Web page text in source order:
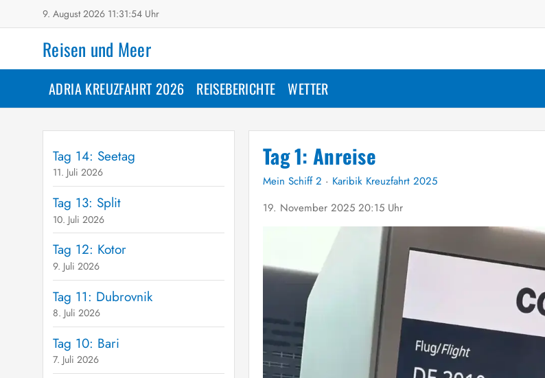
9. August 2026 11:31:55 Uhr
Reisen und Meer
ADRIA KREUZFAHRT 2026 REISEBERICHTE WETTER
Tag 1: Anreise
Mein Schiff 2 · Karibik Kreuzfahrt 2025
19. November 2025 20:15 Uhr
Tag 14: Seetag
11. Juli 2026
Tag 13: Split
10. Juli 2026
Tag 12: Kotor
9. Juli 2026
Tag 11: Dubrovnik
8. Juli 2026
Tag 10: Bari
7. Juli 2026